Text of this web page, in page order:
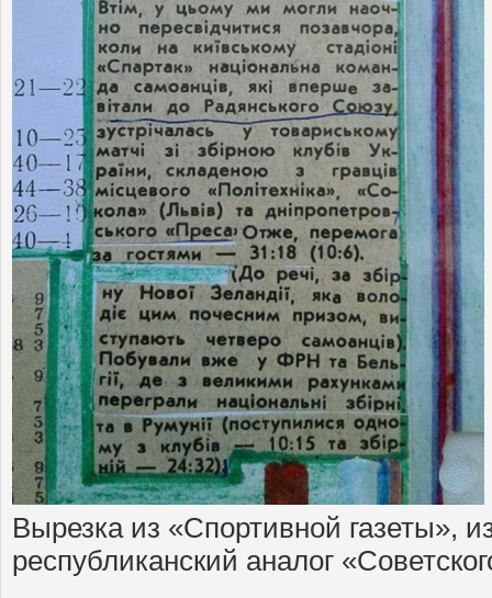
Вырезка из «Спортивной газеты»,
республиканский аналог